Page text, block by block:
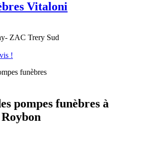
Vitaloni
ZAC Trery Sud
!
funèbres
pompes funèbres à